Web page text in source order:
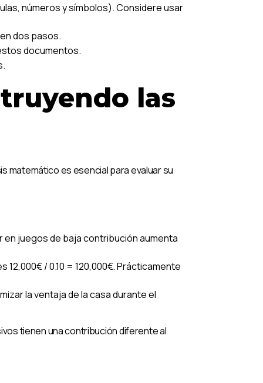
números y símbolos). Considere usar
dos pasos.
documentos.
las
matemático es esencial para evaluar su
en juegos de baja contribución aumenta
/ 0.10 = 120,000€. Prácticamente
la ventaja de la casa durante el
tienen una contribución diferente al